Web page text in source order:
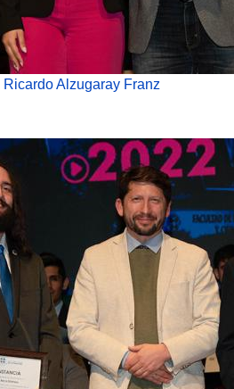
Ricardo Alzugaray Franz